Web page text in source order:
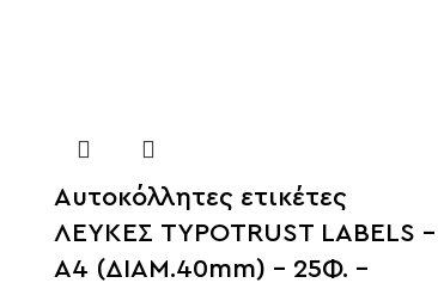
Αυτοκόλλητες ετικέτες
ΛΕΥΚΕΣ TYPOTRUST LABELS –
Α4 (ΔΙΑΜ.40mm) – 25Φ. –